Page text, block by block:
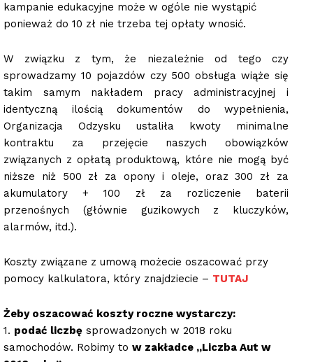
kampanie edukacyjne może w ogóle nie wystąpić
ponieważ do 10 zł nie trzeba tej opłaty wnosić.
W związku z tym, że niezależnie od tego czy
sprowadzamy 10 pojazdów czy 500 obsługa wiąże się
takim samym nakładem pracy administracyjnej i
identyczną ilością dokumentów do wypełnienia,
Organizacja Odzysku ustaliła kwoty minimalne
kontraktu za przejęcie naszych obowiązków
związanych z opłatą produktową, które nie mogą być
niższe niż 500 zł za opony i oleje, oraz 300 zł za
akumulatory + 100 zł za rozliczenie baterii
przenośnych (głównie guzikowych z kluczyków,
alarmów, itd.).
Koszty związane z umową możecie oszacować przy
pomocy kalkulatora, który znajdziecie – TUTAJ
Żeby oszacować koszty roczne wystarczy:
1. podać liczbę sprowadzonych w 2018 roku
samochodów. Robimy to w zakładce „Liczba Aut w